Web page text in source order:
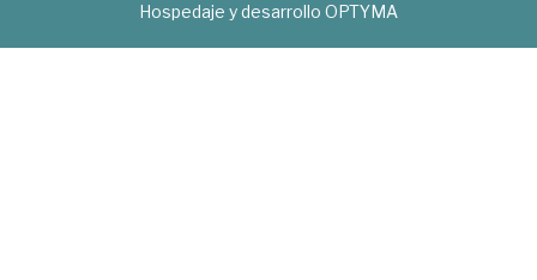
Hospedaje y desarrollo OPTYMA